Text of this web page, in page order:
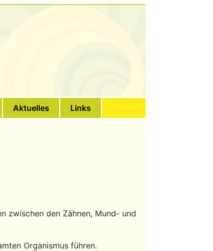
Aktuelles Links
zwischen den Zähnen, Mund- und
Organismus führen.